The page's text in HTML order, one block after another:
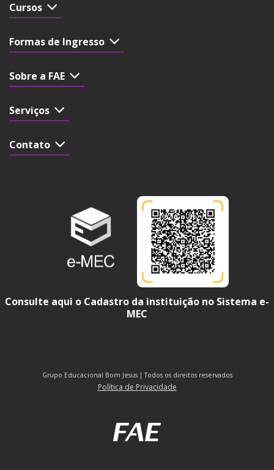
Cursos
Formas de Ingresso
Sobre a FAE
Serviços
Contato
Consulte aqui o Cadastro da instituição no Sistema e-
MEC
Grupo Educacional Bom Jesus | Todos os direitos reservados
Política de Privacidade